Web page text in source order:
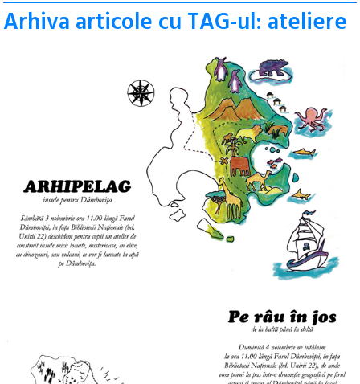
Arhiva articole cu TAG-ul: ateliere